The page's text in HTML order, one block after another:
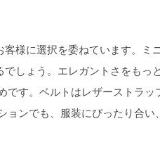
様に選択を委ねています。ミ
しょう。エレガントさをもっ
です。ベルトはレザーストラッ
ョンでも、服装にぴったり合い